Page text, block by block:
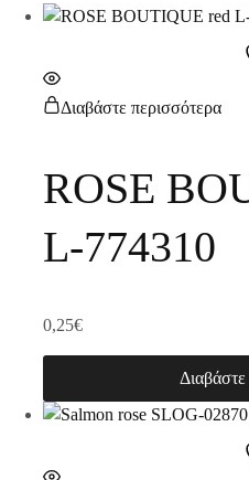
Διαβάστε περισσότερα
ROSE
L-774310
0,25€